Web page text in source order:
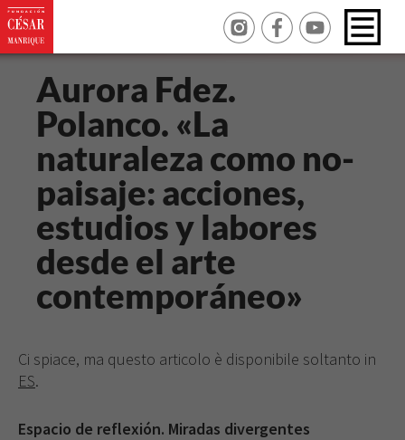
Aurora Fdez.
Polanco. «La
naturaleza como no-
paisaje: acciones,
estudios y labores
desde el arte
contemporáneo»
Ci spiace, ma questo articolo è disponibile soltanto in
ES.
Espacio de reflexión. Miradas divergentes